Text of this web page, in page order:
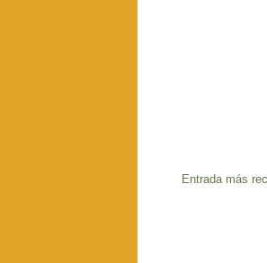
Entrada más